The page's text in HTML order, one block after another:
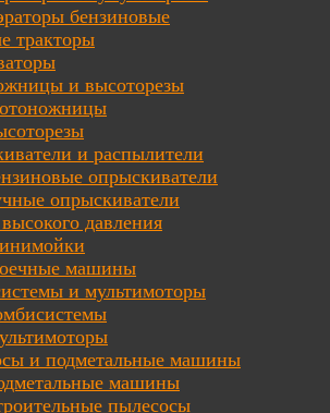
бензиновые
тракторы
и высоторезы
и распылители
опрыскиватели
опрыскиватели
давления
машины
и мультимоторы
и подметальные машины
машины
пылесосы